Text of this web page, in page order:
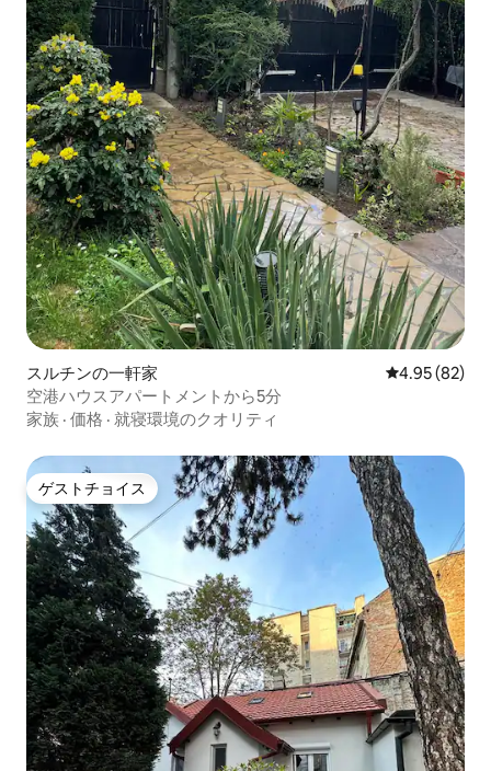
スルチンの一軒家 レビュー82
4.95 (82)
空港ハウスアパートメントから5分
家族 · 価格 · 就寝環境のクオリティ
ゲストチョイス
ゲストチョイス